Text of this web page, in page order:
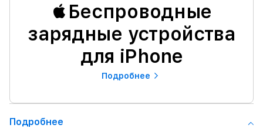
Беспроводные
зарядные устройства
для iPhone
Подробнее
Подробнее